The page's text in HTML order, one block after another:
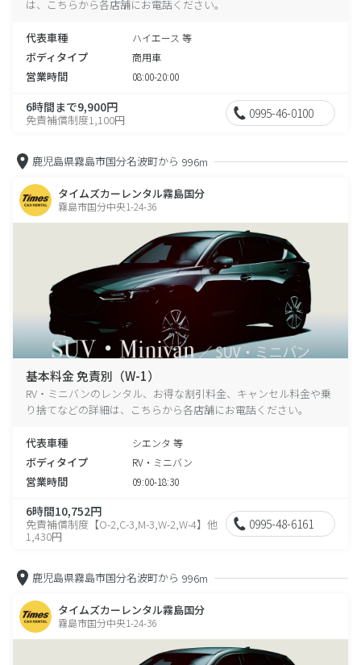
は、こちらから各店舗にお電話ください。
代表車種 ハイエース 等
ボディタイプ 商用車
営業時間 08:00-20:00
6時間まで9,900円
免責補償制度1,100円 0995-46-0100
鹿児島県霧島市国分名波町から 996m
タイムズカーレンタル霧島国分
霧島市国分中央1-24-36
基本料金 免責別（W-1）
RV・ミニバンのレンタル、お得な割引料金、キャンセル料金や乗
り捨てなどの詳細は、こちらから各店舗にお電話ください。
代表車種 シエンタ 等
ボディタイプ RV・ミニバン
営業時間 09:00-18:30
6時間10,752円
免責補償制度【O-2,C-3,M-3,W-2,W-4】他
1,430円
0995-48-6161
鹿児島県霧島市国分名波町から 996m
タイムズカーレンタル霧島国分
霧島市国分中央1-24-36